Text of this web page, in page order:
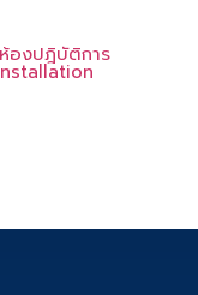
องปฎิบัติการ